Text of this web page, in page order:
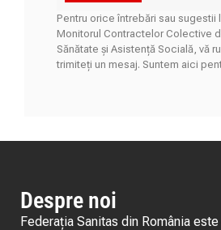
Pentru orice întrebări sau sugestii
Monitorul Contractelor Colective
Sănătate și Asistență Socială, vă
trimiteți un mesaj. Suntem aici
Despre noi
Federația Sanitas din România